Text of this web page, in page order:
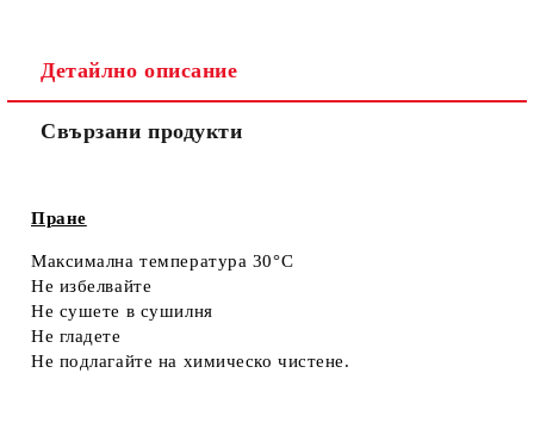
Детайлно описание
Свързани продукти
Пране
Максимална температура 30°C
Не избелвайте
Не сушете в сушилня
Не гладете
Не подлагайте на химическо чистене.